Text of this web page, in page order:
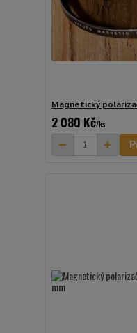
Magnetický
2 080 Kč/ks